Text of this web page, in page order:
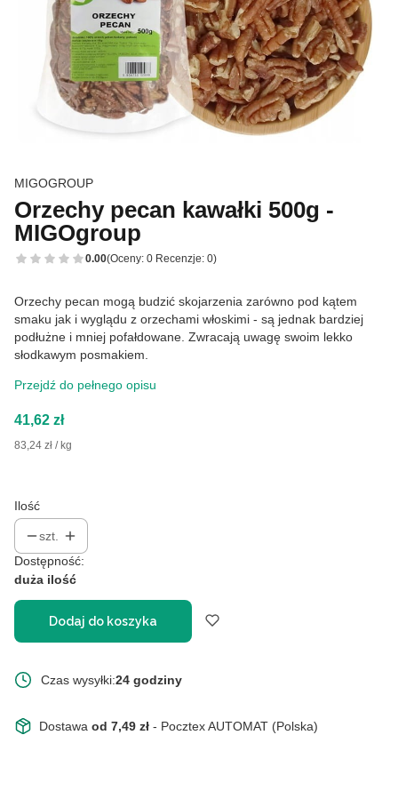
MIGOGROUP
Orzechy pecan kawałki 500g -
MIGOgroup
0.00(Oceny: 0 Recenzje: 0)
Orzechy pecan mogą budzić skojarzenia zarówno pod kątem
smaku jak i wyglądu z orzechami włoskimi - są jednak bardziej
podłużne i mniej pofałdowane. Zwracają uwagę swoim lekko
słodkawym posmakiem.
Przejdź do pełnego opisu
Cena
41,62 zł
83,24 zł / kg
Ilość
szt.
Dostępność:
duża ilość
Dodaj do koszyka
Czas wysyłki:24 godziny
Dostawa od 7,49 zł - Pocztex AUTOMAT (Polska)